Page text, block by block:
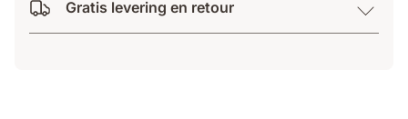
Gratis levering en retour